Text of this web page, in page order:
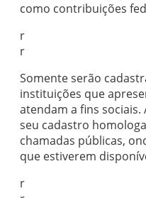
como contribuições
r
r
Somente serão
instituições que
atendam a fins
seu cadastro
chamadas públicas,
que estiverem
r